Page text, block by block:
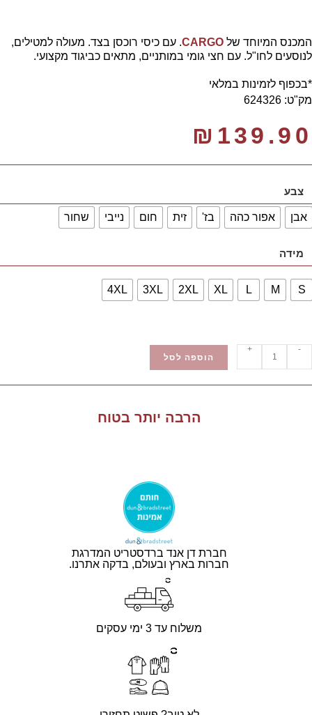
המכנס המיוחד של CARGO. עם כיסי רוכסן בצד. מעולה למטילים,
לנוסעים לחו"ל. עם חצי גומי במותניים, מתאים כביגוד מקצועי.
*בכפוף לזמינות במלאי
מק"ט: 624326
₪ 139.90
צבע
אבן אפור כהה בז' זית חום נייבי שחור
מידה
S
M
L
XL
2XL
3XL
4XL
-
+
הוספה לסל
הרבה יותר בטוח
חברת דן אנד ברדסטריט המדרגת
חברות בארץ ובעולם, בדקה אתרנו.
משלוח עד 3 ימי עסקים